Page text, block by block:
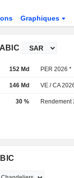
Graphiques
152 Md PER 2026 *
146 Md VE / CA
30 % Rendement